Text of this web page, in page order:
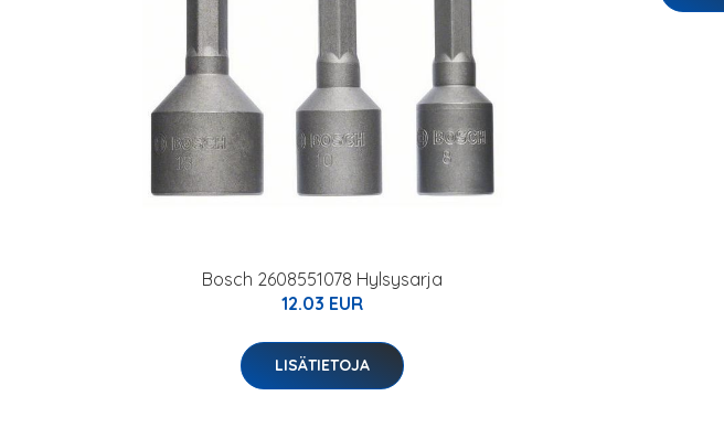
Bosch 2608551078 Hylsysarja
12.03 EUR
LISÄTIETOJA